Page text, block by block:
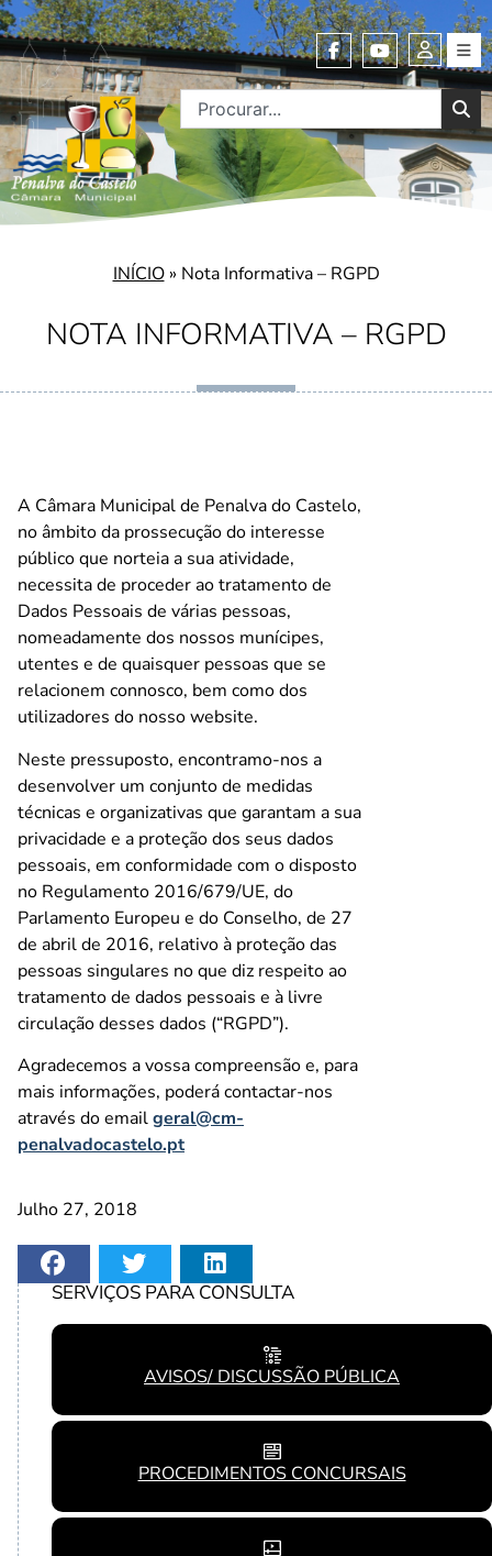
NOTA INFORMATIVA – RGPD
INÍCIO» Nota Informativa – RGPD
A Câmara Municipal de Penalva do Castelo,
no âmbito da prossecução do interesse
público que norteia a sua atividade,
necessita de proceder ao tratamento de
Dados Pessoais de várias pessoas,
nomeadamente dos nossos munícipes,
utentes e de quaisquer pessoas que se
relacionem connosco, bem como dos
utilizadores do nosso website.
Neste pressuposto, encontramo-nos a
desenvolver um conjunto de medidas
técnicas e organizativas que garantam a sua
privacidade e a proteção dos seus dados
pessoais, em conformidade com o disposto
no Regulamento 2016/679/UE, do
Parlamento Europeu e do Conselho, de 27
de abril de 2016, relativo à proteção das
pessoas singulares no que diz respeito ao
tratamento de dados pessoais e à livre
circulação desses dados (“RGPD”).
Agradecemos a vossa compreensão e, para
mais informações, poderá contactar-nos
através do emailgeral@cm-
penalvadocastelo.pt
Julho 27, 2018
SERVIÇOS PARA CONSULTA
AVISOS/ DISCUSSÃO PÚBLICA
PROCEDIMENTOS CONCURSAIS